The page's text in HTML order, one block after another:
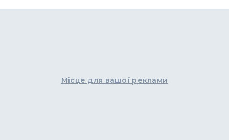
Місце для вашої реклами